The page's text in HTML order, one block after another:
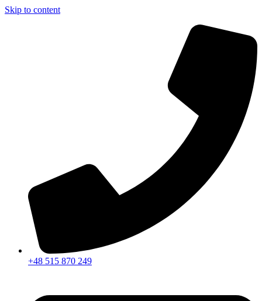
Skip to content
+48 515 870 249